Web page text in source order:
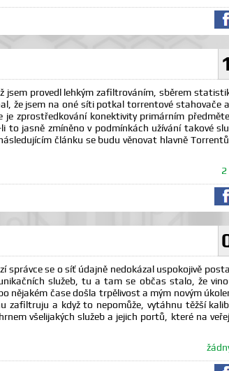
provedl lehkým zafiltrováním, sběrem
že jsem na oné síti potkal torrentové stahovače
zprostředkování konektivity primárním
to jasně zmíněno v podmínkách užívání takové
článku se budu věnovat hlavně
správce se o síť údajně nedokázal uspokojivě
služeb, tu a tam se občas stalo, že
nějakém čase došla trpělivost a mým novým
zafiltruju a když to nepomůže, vytáhnu těžší
všelijakých služeb a jejich portů, které na